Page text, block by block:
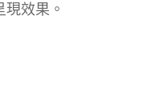
效果。